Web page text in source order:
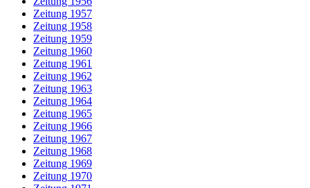
Zeitung 1957
Zeitung 1958
Zeitung 1959
Zeitung 1960
Zeitung 1961
Zeitung 1962
Zeitung 1963
Zeitung 1964
Zeitung 1965
Zeitung 1966
Zeitung 1967
Zeitung 1968
Zeitung 1969
Zeitung 1970